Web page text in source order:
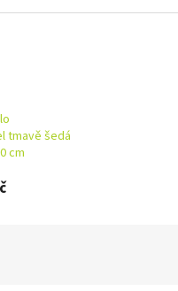
tmavě šedá
cm